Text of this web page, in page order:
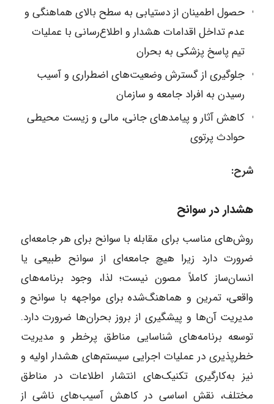
حصول اطمینان از دستیابی به سطح بالای هماهنگی و
عدم تداخل اقدامات هشدار و اطلاع‌رسانی با عملیات
تیم پاسخ پزشکی به بحران
جلوگیری از گسترش وضعیت‌های اضطراری و آسیب
رسیدن به افراد جامعه و سازمان
کاهش آثار و پیامدهای جانی، مالی و زیست محیطی
حوادث پرتوی
شرح:
هشدار در سوانح
روش‌های مناسب برای مقابله با سوانح برای هر جامعه‌ای
ضرورت دارد زیرا هیچ جامعه‌ای از سوانح طبیعی یا
انسان‌ساز کاملاً مصون نیست؛ لذا، وجود برنامه‌های
واقعی، تمرین و هماهنگ‌شده برای مواجهه با سوانح و
مدیریت آن‌ها و پیشگیری از بروز بحران‌ها ضرورت دارد.
توسعه برنامه‌های شناسایی مناطق پرخطر و مدیریت
خطرپذیری در عملیات اجرایی سیستم‌های هشدار اولیه و
نیز به‌کارگیری تکنیک‌های انتشار اطلاعات در مناطق
مختلف، نقش اساسی در کاهش آسیب‌های ناشی از